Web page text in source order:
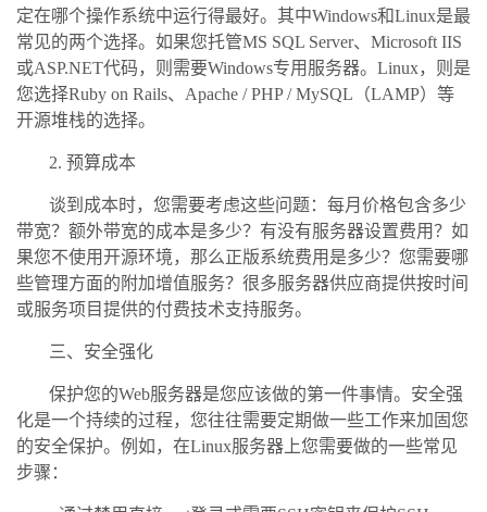
定在哪个操作系统中运行得最好。其中Windows和Linux是最
常见的两个选择。如果您托管MS SQL Server、Microsoft IIS
或ASP.NET代码，则需要Windows专用服务器。Linux，则是
您选择Ruby on Rails、Apache / PHP / MySQL（LAMP）等
开源堆栈的选择。
2. 预算成本
谈到成本时，您需要考虑这些问题：每月价格包含多少
带宽？额外带宽的成本是多少？有没有服务器设置费用？如
果您不使用开源环境，那么正版系统费用是多少？您需要哪
些管理方面的附加增值服务？很多服务器供应商提供按时间
或服务项目提供的付费技术支持服务。
三、安全强化
保护您的Web服务器是您应该做的第一件事情。安全强
化是一个持续的过程，您往往需要定期做一些工作来加固您
的安全保护。例如，在Linux服务器上您需要做的一些常见
步骤：